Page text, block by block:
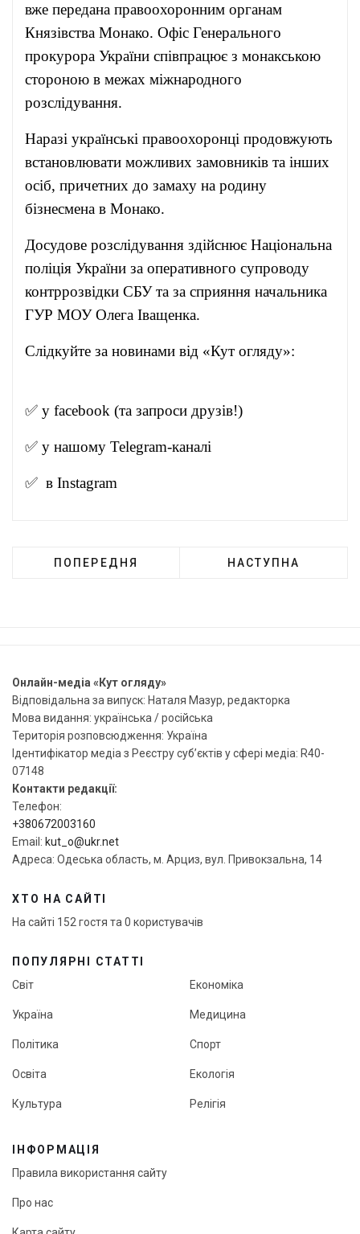
вже передана правоохоронним органам
Князівства Монако. Офіс Генерального
прокурора України співпрацює з монакською
стороною в межах міжнародного
розслідування.
Наразі українські правоохоронці продовжують
встановлювати можливих замовників та інших
осіб, причетних до замаху на родину
бізнесмена в Монако.
Досудове розслідування здійснює Національна
поліція України за оперативного супроводу
контррозвідки СБУ та за сприяння начальника
ГУР МОУ Олега Іващенка.
Слідкуйте за новинами від «Кут огляду»:
✅ у facebook (та запроси друзів!)
✅ у нашому Telegram-каналі
✅ в Instagram
ПОПЕРЕДНЯ НАСТУПНА
Онлайн-медіа «Кут огляду»
Відповідальна за випуск: Наталя Мазур, редакторка
Мова видання: українська / російська
Територія розповсюдження: Україна
Ідентифікатор медіа з Реєстру суб’єктів у сфері медіа: R40-
07148
Контакти редакції:
Телефон:
+380672003160
Email: kut_o@ukr.net
Адреса: Одеська область, м. Арциз, вул. Привокзальна, 14
ХТО НА САЙТІ
На сайті 152 гостя та 0 користувачів
ПОПУЛЯРНІ СТАТТІ
Світ
Україна
Політика
Освіта
Культура
Економіка
Медицина
Спорт
Екологія
Релігія
ІНФОРМАЦІЯ
Правила використання сайту
Про нас